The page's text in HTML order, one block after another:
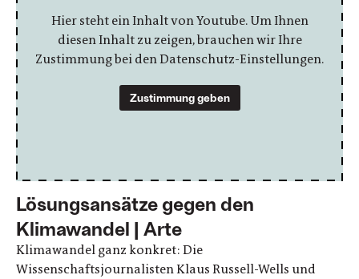
Hier steht ein Inhalt von Youtube. Um Ihnen
diesen Inhalt zu zeigen, brauchen wir Ihre
Zustimmung bei den Datenschutz-Einstellungen.
Zustimmung geben
Lösungsansätze gegen den
Klimawandel | Arte
Klimawandel ganz konkret: Die
Wissenschaftsjournalisten Klaus Russell-Wells und